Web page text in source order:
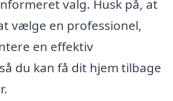
valg. Husk på, at
vælge en professionel,
en effektiv
du kan få dit hjem tilbage